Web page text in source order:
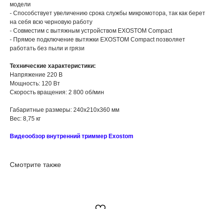
модели
- Способствует увеличению срока службы микромотора, так как берет
на себя всю черновую работу
- Совместим с вытяжным устройством EXOSTOM Compact
- Прямое подключение вытяжки EXOSTOM Compact позволяет
работать без пыли и грязи
Технические характеристики:
Напряжение 220 В
Мощность: 120 Вт
Скорость вращения: 2 800 об/мин
Габаритные размеры: 240х210х360 мм
Вес: 8,75 кг
Видеообзор внутренний триммер Exostom
Смотрите также